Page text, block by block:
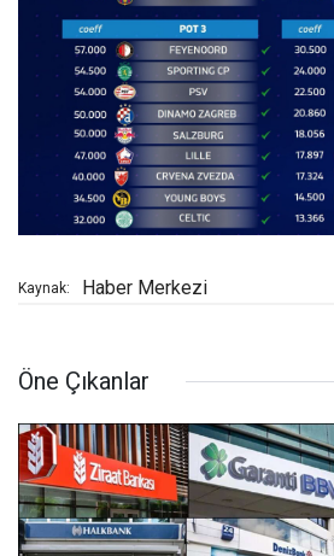
Kaynak: Haber Merkezi
Öne Çıkanlar